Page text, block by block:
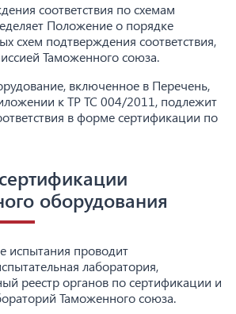
соответствия по схемам
Положение о порядке
схем подтверждения соответствия,
Таможенного союза.
включенное в Перечень,
к ТР ТС 004/2011, подлежит
в форме сертификации по
оборудования
испытания проводит
лаборатория,
реестр органов по сертификации и
Таможенного союза.